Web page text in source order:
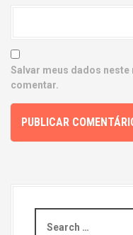
Salvar meus dados neste
comentar.